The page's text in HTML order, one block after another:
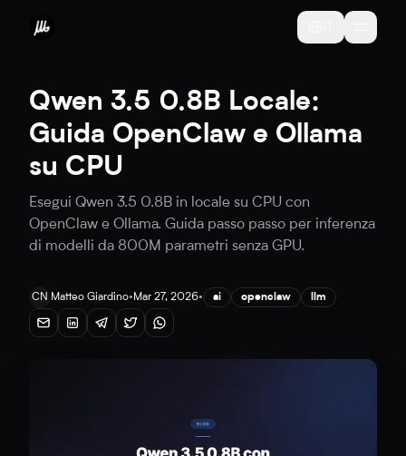
Qwen 3.5 0.8B Locale:
Guida OpenClaw e Ollama
su CPU
Esegui Qwen 3.5 0.8B in locale su CPU con
OpenClaw e Ollama. Guida passo passo per inferenza
di modelli da 800M parametri senza GPU.
CN Matteo Giardino• Mar 27, 2026• ai openclaw llm